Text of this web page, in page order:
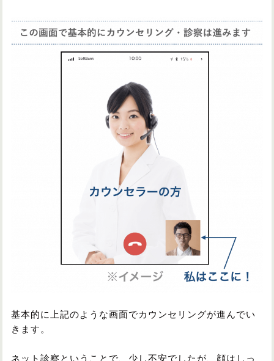
基本的に上記のような画面でカウンセリングが進んでい
きます。
ネット診察ということで、少し不安でしたが、顔はしっ